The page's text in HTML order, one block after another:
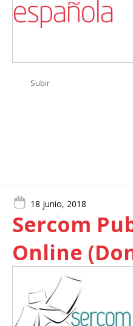
Subir
18 junio, 2018
Sercom
Online